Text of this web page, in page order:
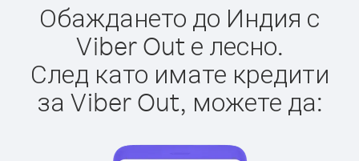
Обаждането до Индия с
Viber Out е лесно.
След като имате кредити
за Viber Out, можете да: